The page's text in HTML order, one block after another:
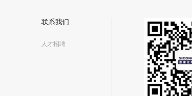
联系我们
人才招聘